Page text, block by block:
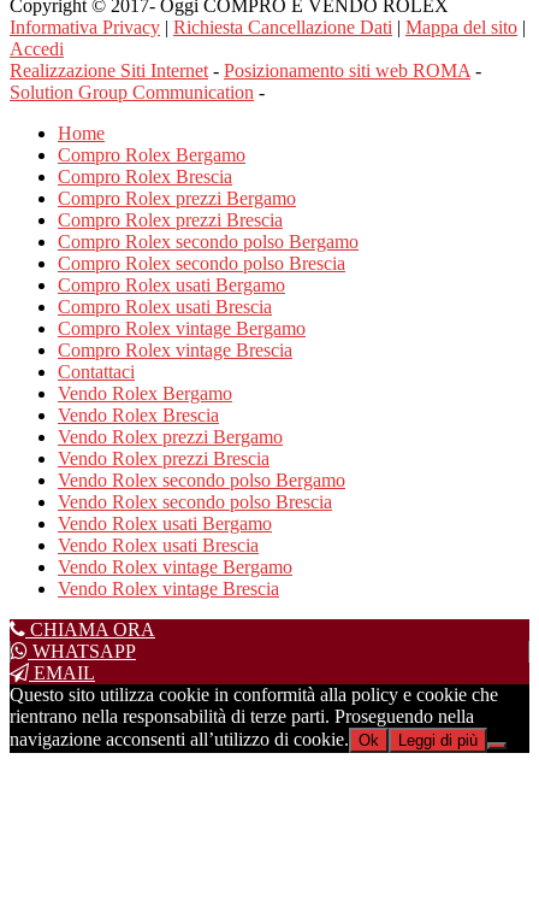
Copyright © 2017- Oggi COMPRO E VENDO ROLEX
Informativa Privacy | Richiesta Cancellazione Dati | Mappa del sito |
Accedi
Realizzazione Siti Internet - Posizionamento siti web ROMA -
Solution Group Communication -
Home
Compro Rolex Bergamo
Compro Rolex Brescia
Compro Rolex prezzi Bergamo
Compro Rolex prezzi Brescia
Compro Rolex secondo polso Bergamo
Compro Rolex secondo polso Brescia
Compro Rolex usati Bergamo
Compro Rolex usati Brescia
Compro Rolex vintage Bergamo
Compro Rolex vintage Brescia
Contattaci
Vendo Rolex Bergamo
Vendo Rolex Brescia
Vendo Rolex prezzi Bergamo
Vendo Rolex prezzi Brescia
Vendo Rolex secondo polso Bergamo
Vendo Rolex secondo polso Brescia
Vendo Rolex usati Bergamo
Vendo Rolex usati Brescia
Vendo Rolex vintage Bergamo
Vendo Rolex vintage Brescia
CHIAMA ORA
WHATSAPP
EMAIL
Questo sito utilizza cookie in conformità alla policy e cookie che
rientrano nella responsabilità di terze parti. Proseguendo nella
navigazione acconsenti all’utilizzo di cookie. Ok Leggi di più